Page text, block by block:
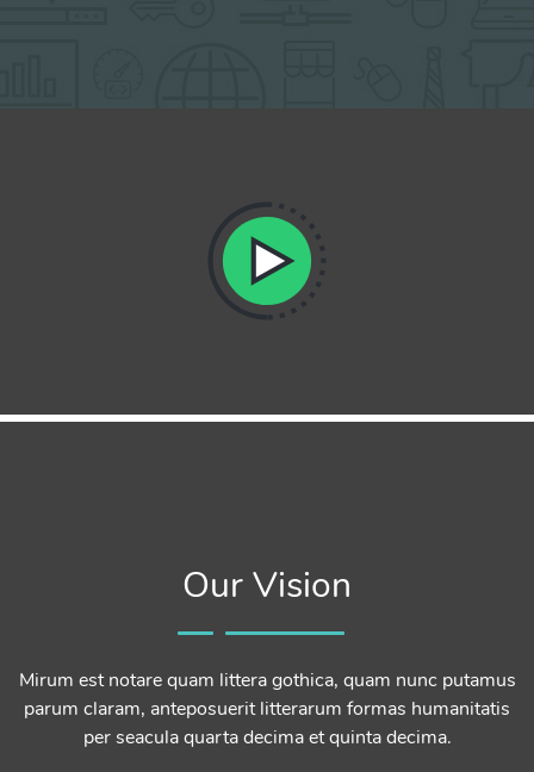
Our Vision
Mirum est notare quam littera gothica, quam nunc putamus
parum claram, anteposuerit litterarum formas humanitatis
per seacula quarta decima et quinta decima.